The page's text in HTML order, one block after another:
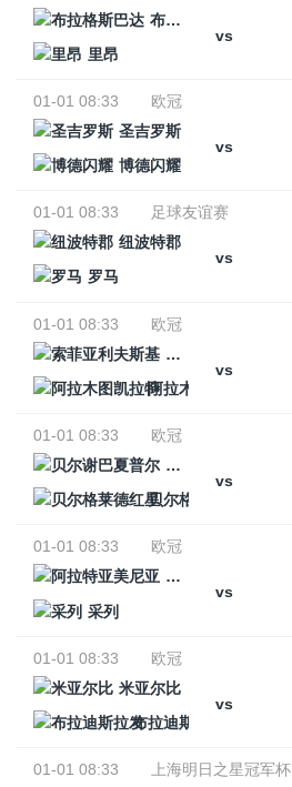
布拉格斯巴达
vs
里昂
01-01 08:33
欧冠
圣吉罗斯
vs
博德闪耀
01-01 08:33
足球友谊赛
纽波特郡
vs
罗马
01-01 08:33
欧冠
索菲亚利夫斯基
vs
阿拉木图凯拉特
01-01 08:33
欧冠
贝尔谢巴夏普尔
vs
贝尔格莱德红星
01-01 08:33
欧冠
阿拉特亚美尼亚
vs
采列
01-01 08:33
欧冠
米亚尔比
vs
布拉迪斯拉发
01-01 08:33
上海明日之星冠军杯